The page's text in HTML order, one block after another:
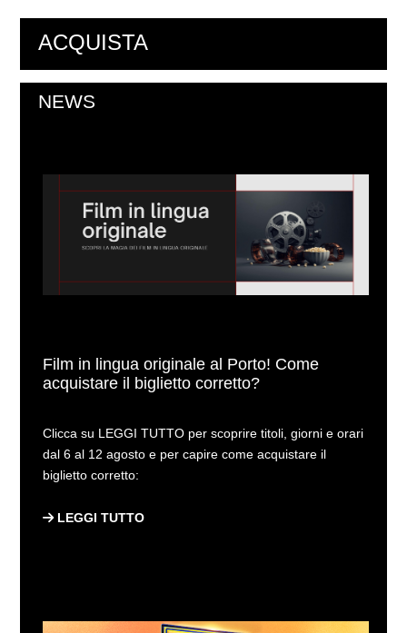
ACQUISTA
NEWS
Film in lingua originale al Porto! Come
acquistare il biglietto corretto?
Clicca su LEGGI TUTTO per scoprire titoli, giorni e orari
dal 6 al 12 agosto e per capire come acquistare il
biglietto corretto:
LEGGI TUTTO